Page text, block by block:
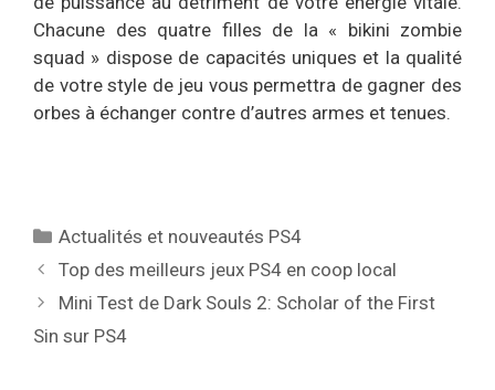
Chacune des quatre filles de la « bikini zombie
squad » dispose de capacités uniques et la qualité
de votre style de jeu vous permettra de gagner des
orbes à échanger contre d’autres armes et tenues.
Catégories
Actualités et nouveautés PS4
Top des meilleurs jeux PS4 en coop local
Mini Test de Dark Souls 2: Scholar of the First
Sin sur PS4